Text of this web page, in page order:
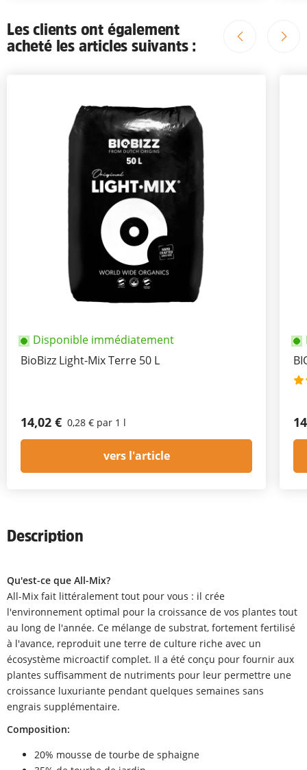
Les clients ont également
acheté les articles suivants :
Disponible immédiatement
BioBizz Light-Mix Terre 50 L
14,02 € 0,28 € par 1 l
vers l'article
Description
Qu'est-ce que All-Mix?
All-Mix fait littéralement tout pour vous : il crée
l'environnement optimal pour la croissance de vos plantes tout
au long de l'année. Ce mélange de substrat, fortement fertilisé
à l'avance, reproduit une terre de culture riche avec un
écosystème microactif complet. Il a été conçu pour fournir aux
plantes suffisamment de nutriments pour leur permettre une
croissance luxuriante pendant quelques semaines sans
engrais supplémentaire.
Composition:
20% mousse de tourbe de sphaigne